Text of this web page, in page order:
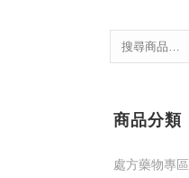
尋
鍵
商品分類
處方藥物專區